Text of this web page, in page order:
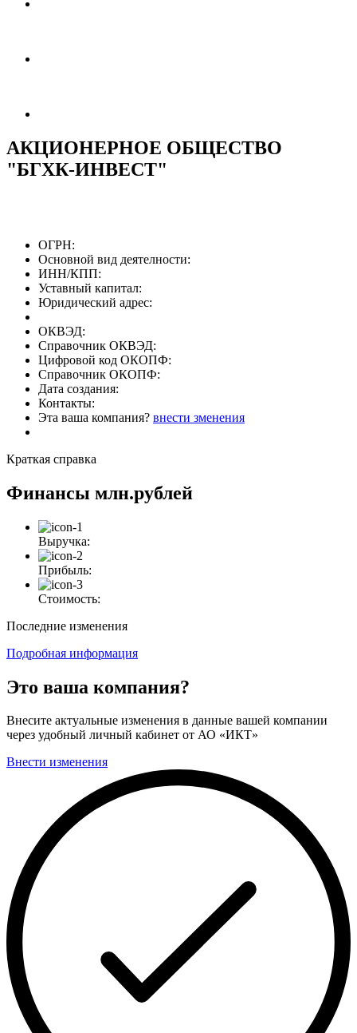
АКЦИОНЕРНОЕ ОБЩЕСТВО
"БГХК-ИНВЕСТ"
ОГРН:
Основной вид деятелности:
ИНН/КПП:
Уставный капитал:
Юридический адрес:
ОКВЭД:
Справочник ОКВЭД:
Цифровой код ОКОПФ:
Справочник ОКОПФ:
Дата создания:
Контакты:
Эта ваша компания? внести зменения
Краткая справка
Финансы млн.рублей
Выручка:
Прибыль:
Стоимость:
Последние изменения
Подробная информация
Это ваша компания?
Внесите актуальные изменения в данные вашей компании
через удобный личный кабинет от АО «ИКТ»
Внести изменения